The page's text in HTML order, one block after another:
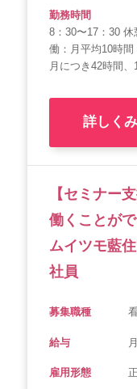
勤務時間
8：30〜17：30
働：月平均10時
月につき42時間、
詳しく
【セミナー
働くことが
ムイツモ藍
社員
募集職種
給与
雇用形態